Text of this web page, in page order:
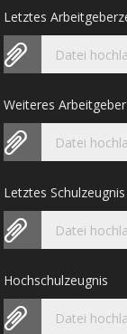
Letztes
Datei
Weiteres
Datei
Letztes
Datei
Hochschulzeugnis
Datei